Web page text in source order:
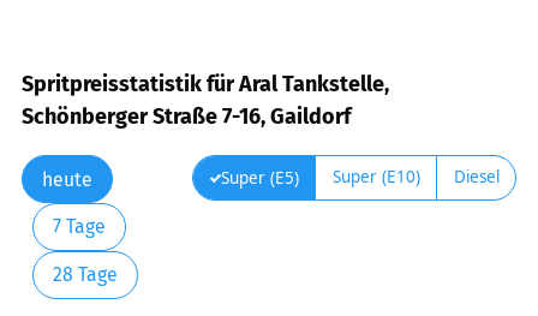
Spritpreisstatistik für Aral Tankstelle,
Schönberger Straße 7-16, Gaildorf
heute
7 Tage
28 Tage
Super (E5) Super (E10) Diesel